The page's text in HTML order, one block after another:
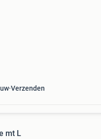
Verzenden
mt L